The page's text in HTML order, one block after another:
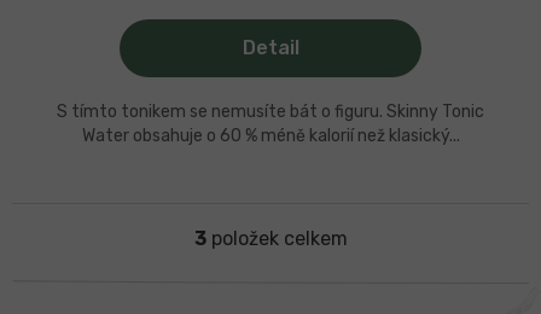
Detail
S tímto tonikem se nemusíte bát o figuru. Skinny Tonic
Water obsahuje o 60 % méně kalorií než klasický...
O
3položek celkem